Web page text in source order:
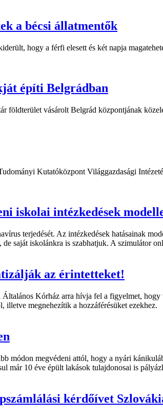
a bécsi állatmentők
hogy a férfi elesett és két napja
építi Belgrádban
földterület vásárolt Belgrád központjának
Kutatóközpont Világgazdasági
iskolai intézkedések
terjedését. Az intézkedések hatásainak
saját iskolánkra is szabhatjuk. A szimulátor
az érintetteket!
Kórház arra hívja fel a figyelmet,
illetve megnehezítik a hozzáférésüket ezekhez.
módon megvédeni attól, hogy a nyári
már 10 éve épült lakások tulajdonosai is
kérdőívet